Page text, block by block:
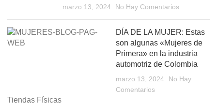
marzo 13, 2024 No Hay Comentarios
DÍA DE LA MUJER: Estas
son algunas «Mujeres de
Primera» en la industria
automotriz de Colombia
marzo 13, 2024
No Hay
Comentarios
Tiendas Físicas